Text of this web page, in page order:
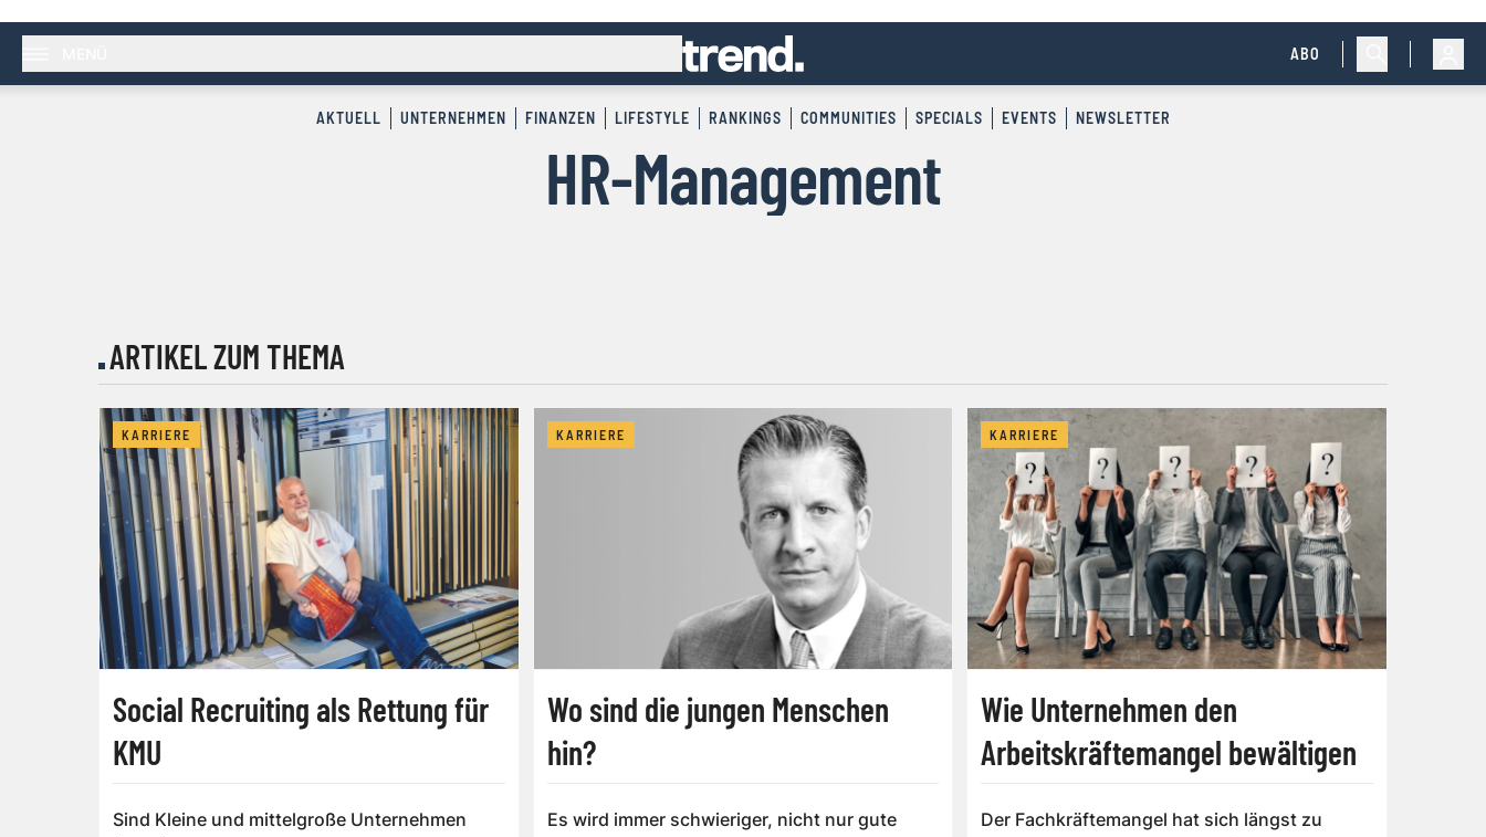
ABO
AKTUELL UNTERNEHMEN FINANZEN LIFESTYLE RANKINGS COMMUNITIES SPECIALS EVENTS NEWSLETTER
HR-Management
ARTIKEL ZUM THEMA
KARRIERE
Social Recruiting als Rettung für
KMU
Sind Kleine und mittelgroße Unternehmen
KARRIERE
Wo sind die jungen Menschen
hin?
Es wird immer schwieriger, nicht nur gute
KARRIERE
Wie Unternehmen den
Arbeitskräftemangel bewältigen
Der Fachkräftemangel hat sich längst zu